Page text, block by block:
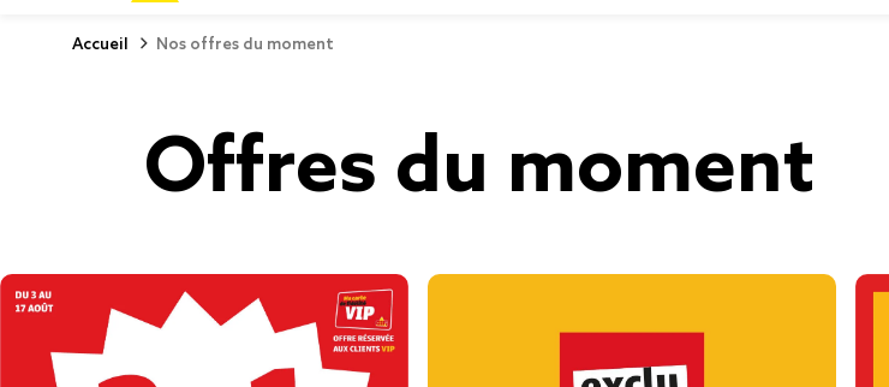
Accueil Nos offres du moment
Offres du moment